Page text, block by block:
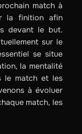
match à
la finition afin
devant le but.
sur le
se situe
la mentalité
le match et les
à évoluer
match, les